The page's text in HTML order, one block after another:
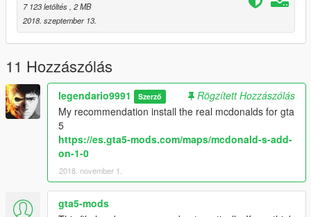
7 123 letöltés , 2 MB
2018. szeptember 13.
11 Hozzászólás
legendario9991 Szerző
Rögzített Hozzászólás
My recommendation install the real mcdonalds for gta
5
https://es.gta5-mods.com/maps/mcdonald-s-add-
on-1-0
2018. november 1.
gta5-mods